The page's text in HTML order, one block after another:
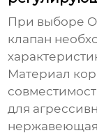
При выборе
клапан
Материал
для
нержавеющая